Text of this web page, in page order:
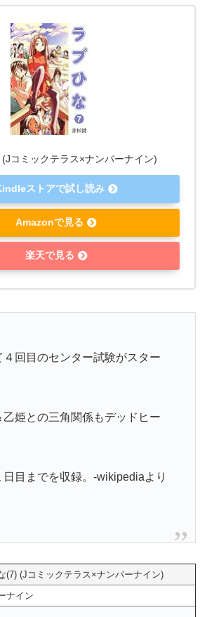
コミックテラス×ナンバーナイン)
ストアで試し読み
Amazonで見る
楽天で見る
回目のセンター試験がスター
乙姫との三角関係もデッドヒー
目までを収録。-wikipediaより
(7) (Jコミックテラス×ナンバーナイン)
ナイン